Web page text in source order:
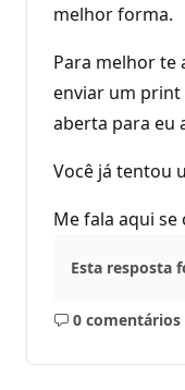
melhor forma.
Para melhor te
enviar um print
aberta para eu
Você já tentou
Me fala aqui
Esta resposta
0 comentários
Sem